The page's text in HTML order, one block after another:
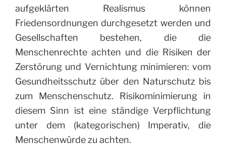
aufgeklärten Realismus können
Friedensordnungen durchgesetzt werden und
Gesellschaften bestehen, die die
Menschenrechte achten und die Risiken der
Zerstörung und Vernichtung minimieren: vom
Gesundheitsschutz über den Naturschutz bis
zum Menschenschutz. Risikominimierung in
diesem Sinn ist eine ständige Verpflichtung
unter dem (kategorischen) Imperativ, die
Menschenwürde zu achten.